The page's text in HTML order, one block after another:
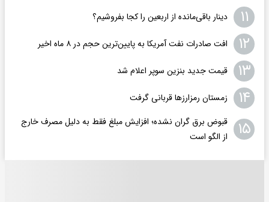
۱۱ دینار باقی‌مانده از اربعین را کجا بفروشیم؟
۱۲ افت صادرات نفت آمریکا به پایین‌ترین حجم در ۸ ماه اخیر
۱۳ قیمت جدید بنزین سوپر اعلام شد
۱۴ زمستان رمزارزها قربانی گرفت
۱۵
قبوض برق گران نشده؛ افزایش مبلغ فقط به دلیل مصرف خارج
از الگو است